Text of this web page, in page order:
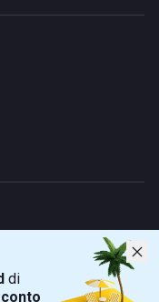
di
Rimini (RN), IT -
delle imprese di Rimini
IT
+39 0541 772375